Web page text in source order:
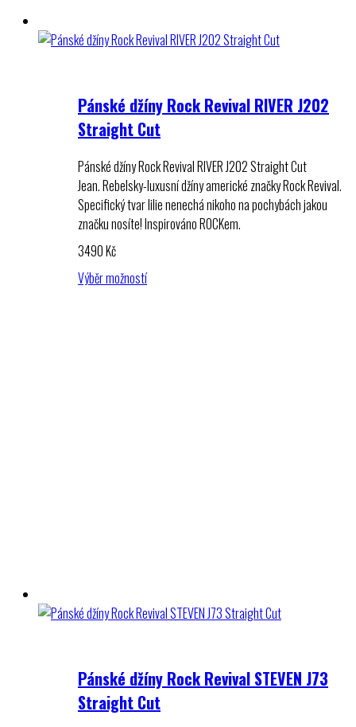
Pánské džíny Rock Revival RIVER J202
Straight Cut
Pánské džíny Rock Revival RIVER J202 Straight Cut
Jean. Rebelsky-luxusní džíny americké značky Rock Revival.
Specifický tvar lilie nenechá nikoho na pochybách jakou
značku nosíte! Inspirováno ROCKem.
3490Kč
Výběr možností
Pánské džíny Rock Revival STEVEN J73
Straight Cut